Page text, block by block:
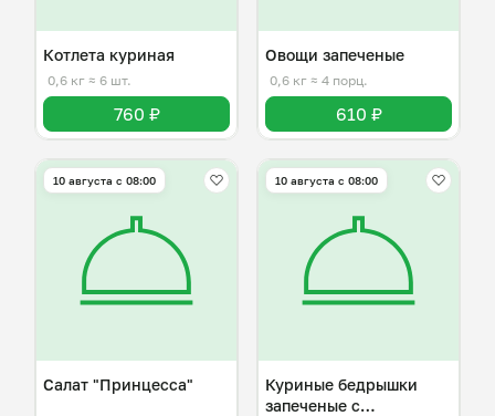
Котлета куриная
0,6 кг ≈ 6 шт.
760 ₽
Овощи запеченые
0,6 кг ≈ 4 порц.
610 ₽
10 августа с 08:00
Салат "Принцесса"
10 августа с 08:00
Куриные бедрышки
запеченые с